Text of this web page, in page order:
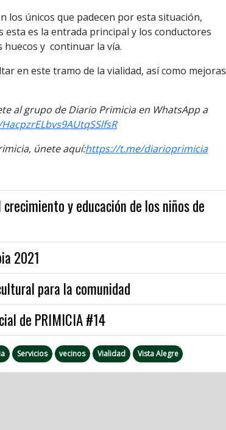
los únicos que padecen por esta situación,
es la entrada principal y los conductores
huecos y continuar la vía.
en este tramo de la vialidad, así como mejoras
al grupo de Diario Primicia en WhatsApp a
HacpzrELbvs9AUtqSSlfsR
únete aquí:https://t.me/diarioprimicia
y educación de los niños de
2021
para la comunidad
de PRIMICIA #14
Servicios vecinos Vialidad Vista Alegre